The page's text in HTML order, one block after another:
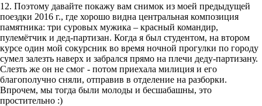
12. Поэтому давайте покажу вам снимок из моей предыдущей
поездки 2016 г., где хорошо видна центральная композиция
памятника: три суровых мужика – красный командир,
пулемётчик и дед-партизан. Когда я был студентом, на втором
курсе один мой сокурсник во время ночной прогулки по городу
сумел залезть наверх и забрался прямо на плечи деду-партизану.
Слезть же он не смог - потом приехала милиция и его
благополучно сняли, отправив в отделение на разборки.
Впрочем, мы тогда были молоды и бесшабашны, это
простительно :)